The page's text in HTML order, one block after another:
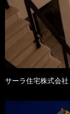
サーラ住宅株式会